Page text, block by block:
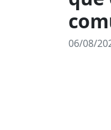
06/08/